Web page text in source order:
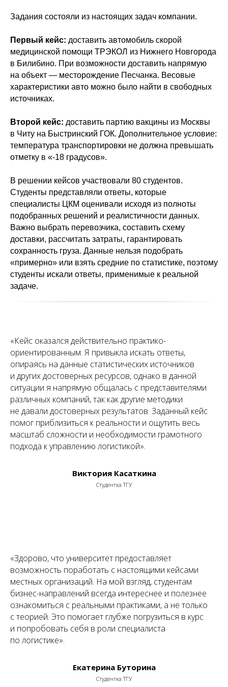
Задания состояли из настоящих задач компании.
Первый кейс: доставить автомобиль скорой
медицинской помощи ТРЭКОЛ из Нижнего Новгорода
в Билибино. При возможности доставить напрямую
на объект — месторождение Песчанка. Весовые
характеристики авто можно было найти в свободных
источниках.
Второй кейс: доставить партию вакцины из Москвы
в Читу на Быстринский ГОК. Дополнительное условие:
температура транспортировки не должна превышать
отметку в «-18 градусов».
В решении кейсов участвовали 80 студентов.
Студенты представляли ответы, которые
специалисты ЦКМ оценивали исходя из полноты
подобранных решений и реалистичности данных.
Важно выбрать перевозчика, составить схему
доставки, рассчитать затраты, гарантировать
сохранность груза. Данные нельзя подобрать
«примерно» или взять средние по статистике, поэтому
студенты искали ответы, применимые к реальной
задаче.
«Кейс оказался действительно практико-
ориентированным. Я привыкла искать ответы,
опираясь на данные статистических источников
и других достоверных ресурсов, однако в данной
ситуации я напрямую общалась с представителями
различных компаний, так как другие методики
не давали достоверных результатов. Заданный кейс
помог приблизиться к реальности и ощутить весь
масштаб сложности и необходимости грамотного
подхода к управлению логистикой».
Виктория Касаткина
Студентка ТГУ
«Здорово, что университет предоставляет
возможность поработать с настоящими кейсами
местных организаций. На мой взгляд, студентам
бизнес-направлений всегда интереснее и полезнее
ознакомиться с реальными практиками, а не только
с теорией. Это помогает глубже погрузиться в курс
и попробовать себя в роли специалиста
по логистике».
Екатерина Буторина
Студентка ТГУ